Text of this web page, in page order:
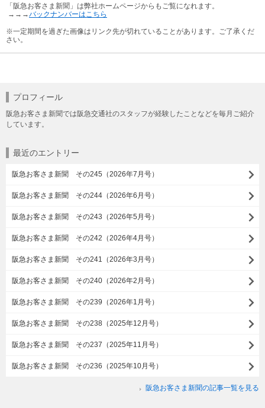
「阪急お客さま新聞」は弊社ホームページからもご覧になれます。
→→→バックナンバーはこちら
※一定期間を過ぎた画像はリンク先が切れていることがあります。ご了承くだ
さい。
プロフィール
阪急お客さま新聞では阪急交通社のスタッフが経験したことなどを毎月ご紹介
しています。
最近のエントリー
阪急お客さま新聞 その245（2026年7月号）
阪急お客さま新聞 その244（2026年6月号）
阪急お客さま新聞 その243（2026年5月号）
阪急お客さま新聞 その242（2026年4月号）
阪急お客さま新聞 その241（2026年3月号）
阪急お客さま新聞 その240（2026年2月号）
阪急お客さま新聞 その239（2026年1月号）
阪急お客さま新聞 その238（2025年12月号）
阪急お客さま新聞 その237（2025年11月号）
阪急お客さま新聞 その236（2025年10月号）
阪急お客さま新聞の記事一覧を見る